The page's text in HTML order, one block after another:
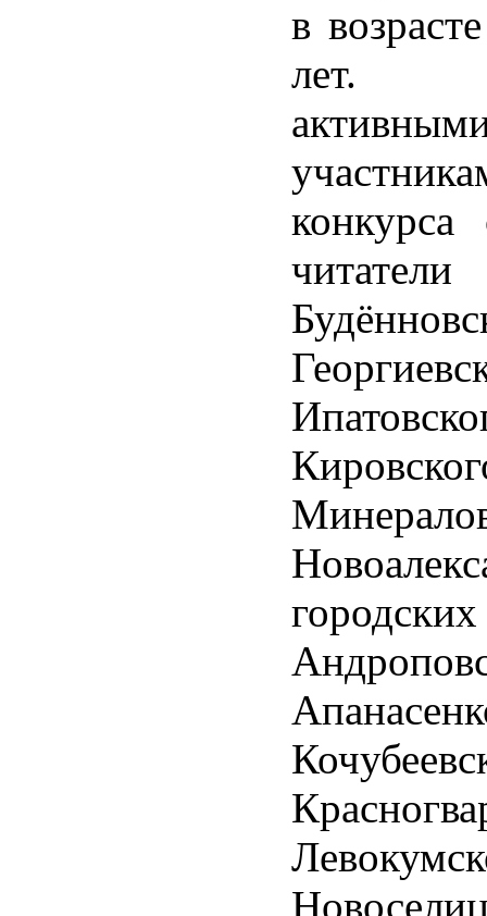
в
лет.
конкурса
читатели